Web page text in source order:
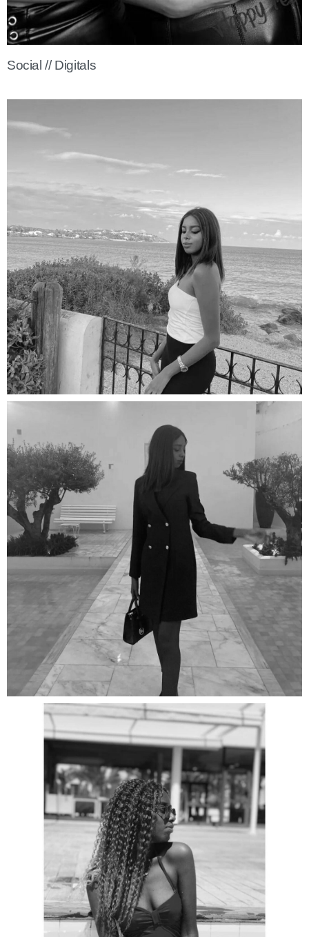
Social // Digitals